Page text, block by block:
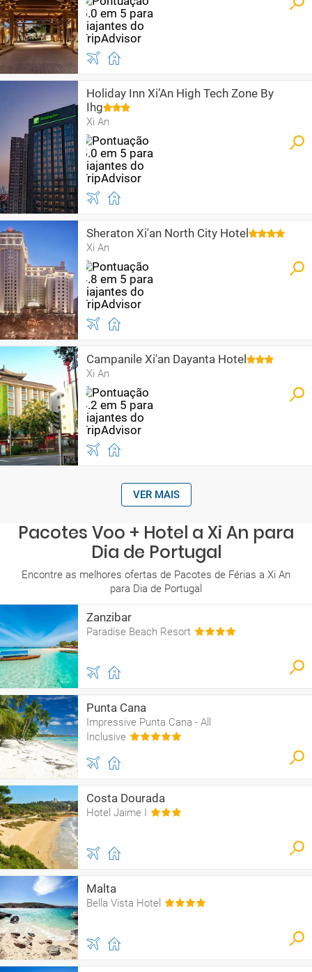
Holiday Inn Xi’An High Tech Zone By
Ihg
Xi An
Sheraton Xi'an North City Hotel
Xi An
Campanile Xi'an Dayanta Hotel
Xi An
VER MAIS
Pacotes Voo + Hotel a Xi An para
Dia de Portugal
Encontre as melhores ofertas de Pacotes de Férias a Xi An
para Dia de Portugal
Zanzibar
Paradise Beach Resort
Punta Cana
Impressive Punta Cana - All
Inclusive
Costa Dourada
Hotel Jaime I
Malta
Bella Vista Hotel